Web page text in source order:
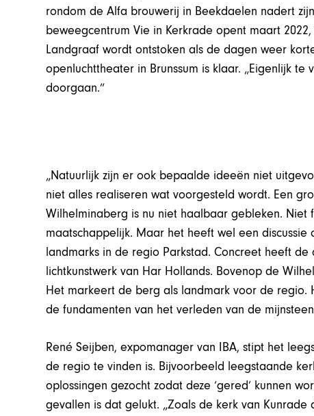
rondom de Alfa brouwerij in Beekdaelen nadert
beweegcentrum Vie in Kerkrade opent maart
Landgraaf wordt ontstoken als de dagen weer
openluchttheater in Brunssum is klaar. „Eigenlijk
doorgaan.”
„Natuurlijk zijn er ook bepaalde ideeën niet
niet alles realiseren wat voorgesteld wordt. Een
Wilhelminaberg is nu niet haalbaar gebleken. Niet
maatschappelijk. Maar het heeft wel een
landmarks in de regio Parkstad. Concreet heeft
lichtkunstwerk van Har Hollands. Bovenop de
Het markeert de berg als landmark voor de
de fundamenten van het verleden van de
René Seijben, expomanager van IBA, stipt het
de regio te vinden is. Bijvoorbeeld leegstaande
oplossingen gezocht zodat deze ‘gered’ kunnen
gevallen is dat gelukt. „Zoals de kerk van